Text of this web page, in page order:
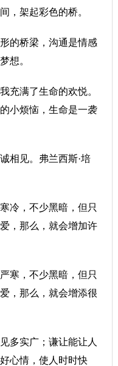
，架起彩色的桥。
的桥梁，沟通是情感
想。
充满了生命的欢悦。
小烦恼，生命是一袭
相见。弗兰西斯·培
冷，不少黑暗，但只
，那么，就会增加许
寒，不少黑暗，但只
，那么，就会增添很
多实广；谦让能让人
心情，使人时时快